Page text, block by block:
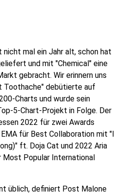
mal ein Jahr alt, schon hat
und mit "Chemical" eine
gebracht. Wir erinnern uns
Toothache" debütierte auf
Charts und wurde sein
5-Chart-Projekt in Folge. Der
2022 für zwei Awards
für Best Collaboration mit "I
ft. Doja Cat und 2022 Aria
Most Popular International
üblich, definiert Post Malone